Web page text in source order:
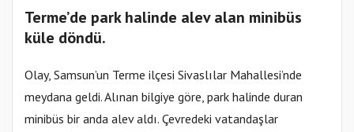
Terme’de park halinde alev alan minibüs
küle döndü.
Olay, Samsun’un Terme ilçesi Sivaslılar Mahallesi’nde
meydana geldi. Alınan bilgiye göre, park halinde duran
minibüs bir anda alev aldı. Çevredeki vatandaşlar